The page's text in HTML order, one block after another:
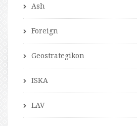
Ash
Foreign
Geostrategikon
ISKA
LAV